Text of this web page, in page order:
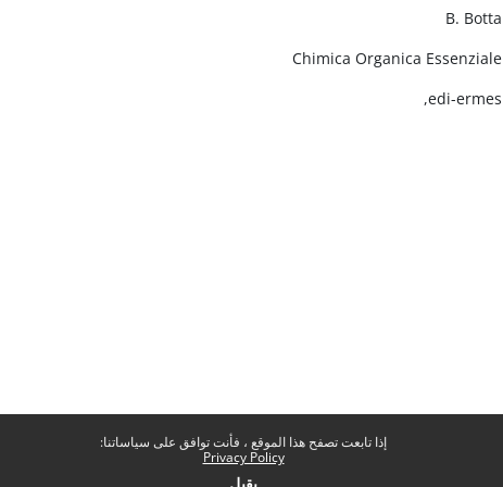
إذا تابعت تصفح هذا الموقع ، فأنت توافق على سياساتنا:
Privacy Policy
B. Botta
Chimica Organica Essenziale
edi-ermes,